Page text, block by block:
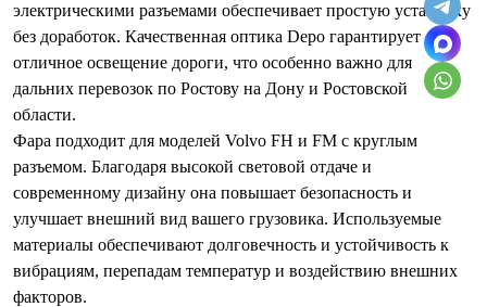
электрическими разъемами обеспечивает простую установку
без доработок. Качественная оптика Depo гарантирует
отличное освещение дороги, что особенно важно для
дальних перевозок по Ростову на Дону и Ростовской
области.
Фара подходит для моделей Volvo FH и FM с круглым
разъемом. Благодаря высокой световой отдаче и
современному дизайну она повышает безопасность и
улучшает внешний вид вашего грузовика. Используемые
материалы обеспечивают долговечность и устойчивость к
вибрациям, перепадам температур и воздействию внешних
факторов.